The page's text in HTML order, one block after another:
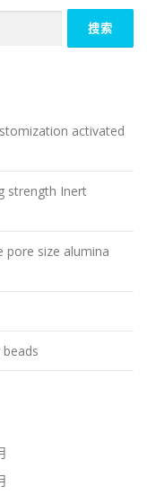
activated
strength Inert
pore size alumina